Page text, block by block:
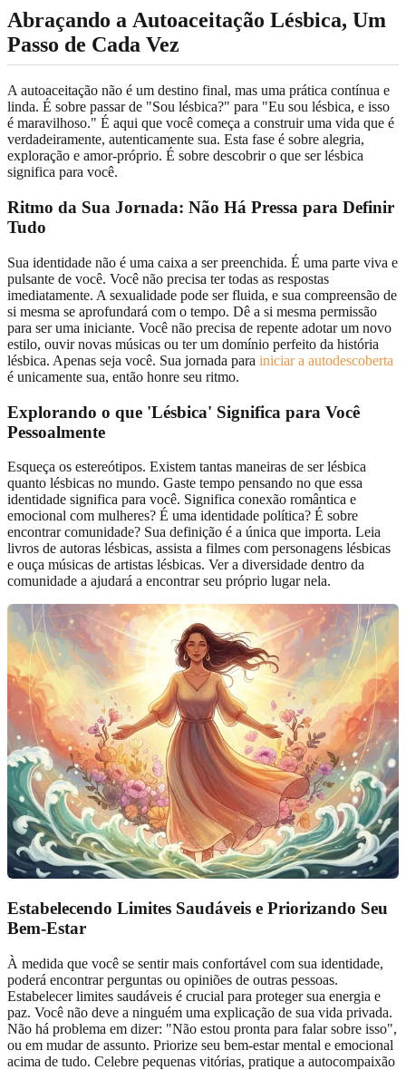
Abraçando a Autoaceitação Lésbica, Um
Passo de Cada Vez
A autoaceitação não é um destino final, mas uma prática contínua e
linda. É sobre passar de "Sou lésbica?" para "Eu sou lésbica, e isso
é maravilhoso." É aqui que você começa a construir uma vida que é
verdadeiramente, autenticamente sua. Esta fase é sobre alegria,
exploração e amor-próprio. É sobre descobrir o que ser lésbica
significa para você.
Ritmo da Sua Jornada: Não Há Pressa para Definir
Tudo
Sua identidade não é uma caixa a ser preenchida. É uma parte viva e
pulsante de você. Você não precisa ter todas as respostas
imediatamente. A sexualidade pode ser fluida, e sua compreensão de
si mesma se aprofundará com o tempo. Dê a si mesma permissão
para ser uma iniciante. Você não precisa de repente adotar um novo
estilo, ouvir novas músicas ou ter um domínio perfeito da história
lésbica. Apenas seja você. Sua jornada para iniciar a autodescoberta
é unicamente sua, então honre seu ritmo.
Explorando o que 'Lésbica' Significa para Você
Pessoalmente
Esqueça os estereótipos. Existem tantas maneiras de ser lésbica
quanto lésbicas no mundo. Gaste tempo pensando no que essa
identidade significa para você. Significa conexão romântica e
emocional com mulheres? É uma identidade política? É sobre
encontrar comunidade? Sua definição é a única que importa. Leia
livros de autoras lésbicas, assista a filmes com personagens lésbicas
e ouça músicas de artistas lésbicas. Ver a diversidade dentro da
comunidade a ajudará a encontrar seu próprio lugar nela.
Estabelecendo Limites Saudáveis e Priorizando Seu
Bem-Estar
À medida que você se sentir mais confortável com sua identidade,
poderá encontrar perguntas ou opiniões de outras pessoas.
Estabelecer limites saudáveis é crucial para proteger sua energia e
paz. Você não deve a ninguém uma explicação de sua vida privada.
Não há problema em dizer: "Não estou pronta para falar sobre isso",
ou em mudar de assunto. Priorize seu bem-estar mental e emocional
acima de tudo. Celebre pequenas vitórias, pratique a autocompaixão